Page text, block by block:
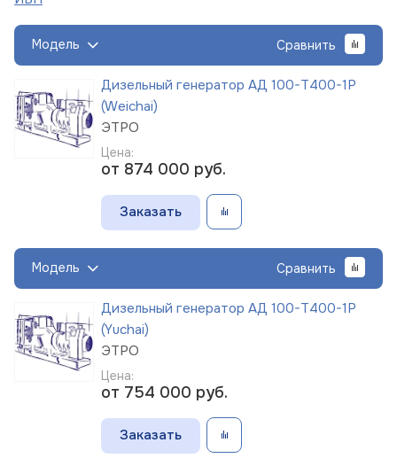
Модель Сравнить
Дизельный генератор АД 100-Т400-1Р
(Weichai)
ЭТРО
Цена:
от 874 000 руб.
Заказать
Модель Сравнить
Дизельный генератор АД 100-Т400-1Р
(Yuchai)
ЭТРО
Цена:
от 754 000 руб.
Заказать